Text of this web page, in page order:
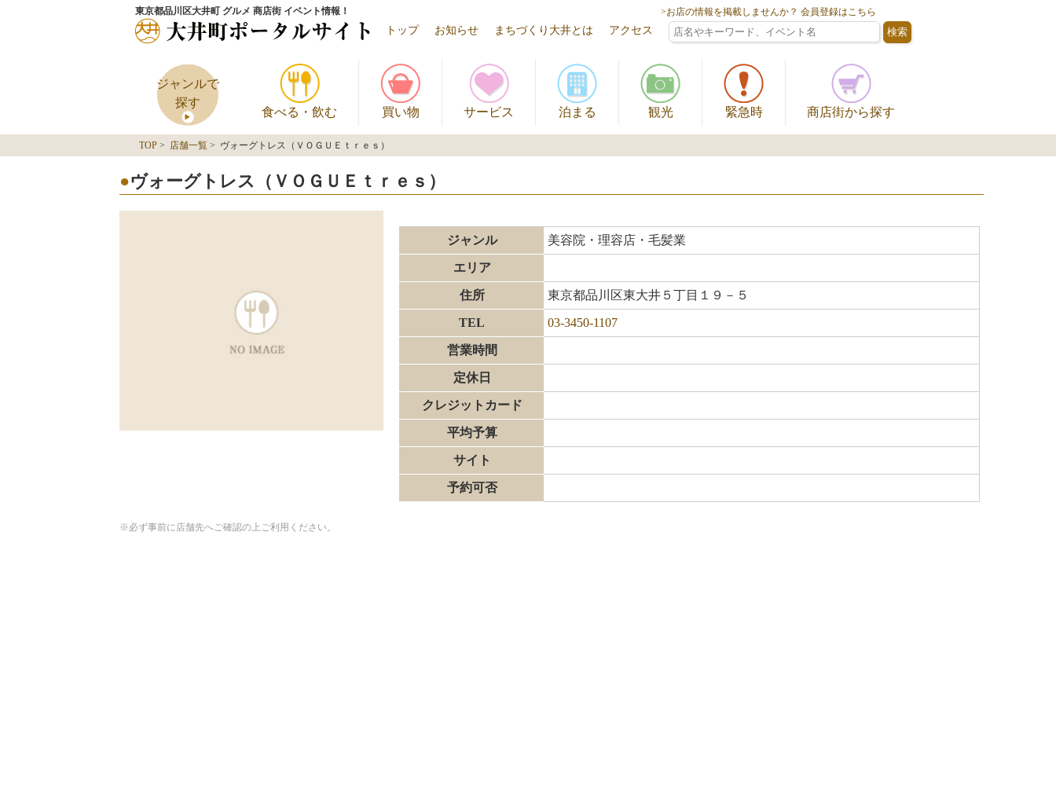
東京都品川区大井町 グルメ 商店街 イベント情報！ >お店の情報を掲載しませんか？ 会員登録はこちら
トップ お知らせ まちづくり大井とは アクセス
ジャンルで
探す
食べる・飲む 買い物 サービス 泊まる 観光 緊急時 商店街から探す
TOP > 店舗一覧 > ヴォーグトレス（ＶＯＧＵＥｔｒｅｓ）
ヴォーグトレス（ＶＯＧＵＥｔｒｅｓ）
ジャンル 美容院・理容店・毛髪業
エリア
住所 東京都品川区東大井５丁目１９－５
TEL 03-3450-1107
営業時間
定休日
クレジットカード
平均予算
サイト
予約可否
※必ず事前に店舗先へご確認の上ご利用ください。